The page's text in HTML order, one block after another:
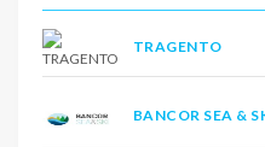
TRAGENTO
BANCOR SEA &